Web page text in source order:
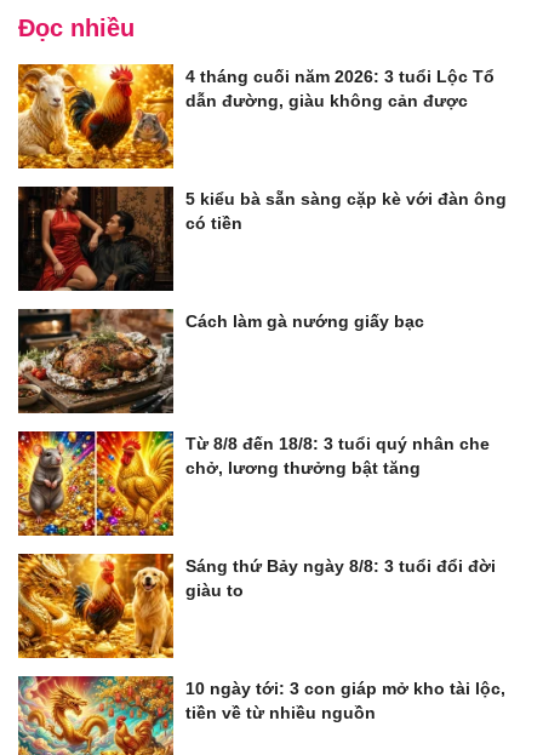
Đọc nhiều
4 tháng cuối năm 2026: 3 tuổi Lộc Tổ
dẫn đường, giàu không cản được
5 kiểu bà sẵn sàng cặp kè với đàn ông
có tiền
Cách làm gà nướng giấy bạc
Từ 8/8 đến 18/8: 3 tuổi quý nhân che
chở, lương thưởng bật tăng
Sáng thứ Bảy ngày 8/8: 3 tuổi đổi đời
giàu to
10 ngày tới: 3 con giáp mở kho tài lộc,
tiền về từ nhiều nguồn